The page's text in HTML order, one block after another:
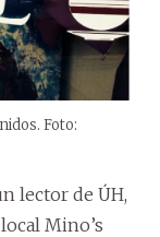
Foto:
lector de ÚH,
Mino’s